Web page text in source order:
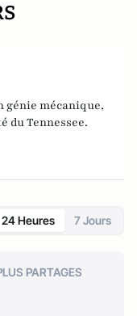
génie mécanique,
du Tennessee.
24 Heures 7 Jours
PARTAGES